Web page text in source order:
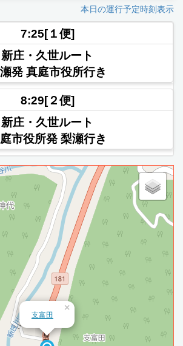
本日の運行予定時刻表示
7:25[１便]
新庄・久世ルート
発 真庭市役所行き
8:29[２便]
新庄・久世ルート
市役所発 梨瀬行き